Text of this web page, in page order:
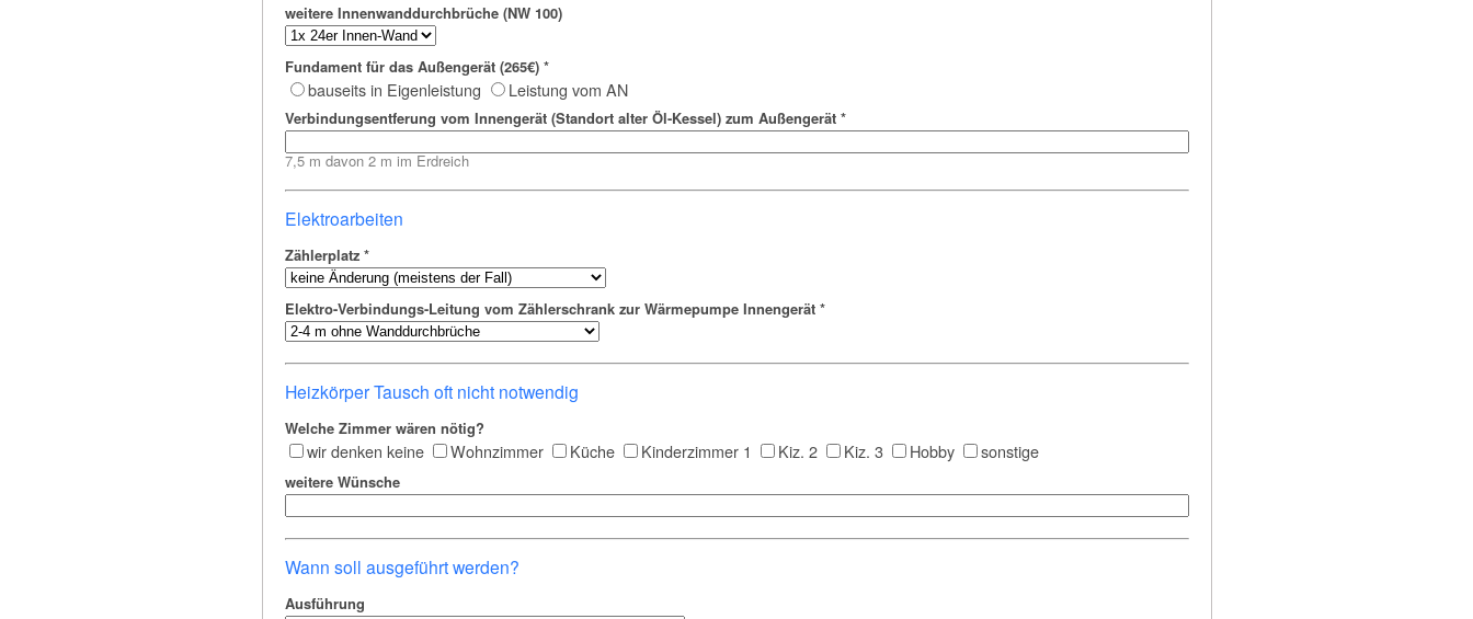
weitere Innenwanddurchbrüche (NW 100)
Fundament für das Außengerät (265€) *
bauseits in Eigenleistung Leistung vom AN
Verbindungsentferung vom Innengerät (Standort alter Öl-Kessel) zum Außengerät *
7,5 m davon 2 m im Erdreich
Elektroarbeiten
Zählerplatz *
Elektro-Verbindungs-Leitung vom Zählerschrank zur Wärmepumpe Innengerät *
Heizkörper Tausch oft nicht notwendig
Welche Zimmer wären nötig?
wir denken keine Wohnzimmer Küche Kinderzimmer 1 Kiz. 2 Kiz. 3 Hobby sonstige
weitere Wünsche
Wann soll ausgeführt werden?
Ausführung